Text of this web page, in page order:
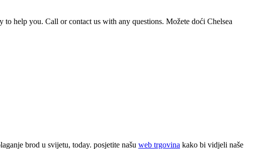
to help you. Call or contact us with any questions. Možete doći Chelsea
brod u svijetu, today. posjetite našu web trgovina kako bi vidjeli naše